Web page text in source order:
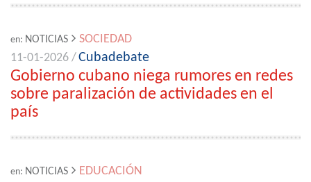
en: NOTICIAS
SOCIEDAD
11-01-2026 /Cubadebate
Gobierno cubano niega rumores en redes
sobre paralización de actividades en el
país
en: NOTICIAS
EDUCACIÓN